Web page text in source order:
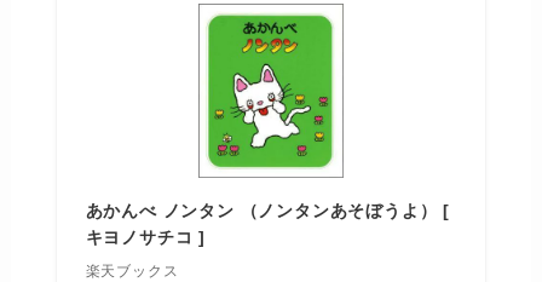
あかんべ ノンタン （ノンタンあそぼうよ） [
キヨノサチコ ]
楽天ブックス